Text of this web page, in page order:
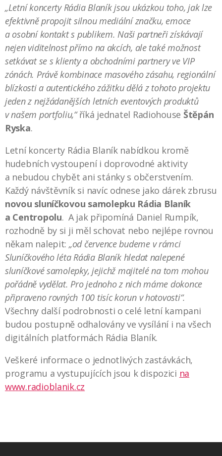
„Letní koncerty Rádia Blaník jsou ukázkou toho, jak lze
efektivně propojit silnou mediální značku, emoce
a osobní kontakt s publikem. Naši partneři získávají
nejen viditelnost přímo na akcích, ale také možnost
setkávat se s klienty a obchodními partnery ve VIP
zónách. Právě kombinace masového zásahu, regionální
blízkosti a autentického zážitku dělá z tohoto projektu
jeden z nejžádanějších letních eventových produktů
v našem portfoliu,“říká jednatel Radiohouse Štěpán
Ryska.
Letní koncerty Rádia Blaník nabídkou kromě
hudebních vystoupení i doprovodné aktivity
a nebudou chybět ani stánky s občerstvením.
Každý návštěvník si navíc odnese jako dárek zbrusu
novou sluníčkovou samolepku Rádia Blaník
a Centropolu. A jak připomíná Daniel Rumpík,
rozhodně by si ji měl schovat nebo nejlépe rovnou
někam nalepit: „od července budeme v rámci
Sluníčkového léta Rádia Blaník hledat nalepené
sluníčkové samolepky, jejichž majitelé na tom mohou
pořádně vydělat. Pro jednoho z nich máme dokonce
připraveno rovných 100 tisíc korun v hotovosti“.
Všechny další podrobnosti o celé letní kampani
budou postupně odhalovány ve vysílání i na všech
digitálních platformách Rádia Blaník.
Veškeré informace o jednotlivých zastávkách,
programu a vystupujících jsou k dispozici na
www.radioblanik.cz